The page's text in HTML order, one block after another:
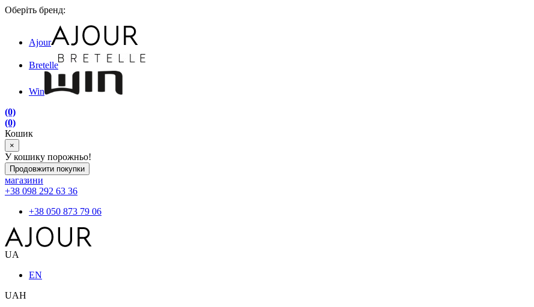
Оберіть бренд:
Ajour
Bretelle
Win
(0)
(0)
Кошик
×
У кошику порожньо!
Продовжити покупки
магазини
+38 098 292 63 36
+38 050 873 79 06
UA
EN
UAH